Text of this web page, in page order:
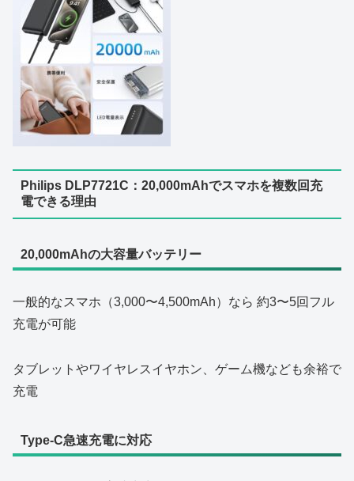
Philips DLP7721C：20,000mAhでスマホを複数回充
電できる理由
20,000mAhの大容量バッテリー
一般的なスマホ（3,000〜4,500mAh）なら 約3〜5回フル
充電が可能
タブレットやワイヤレスイヤホン、ゲーム機なども余裕で
充電
Type‑C急速充電に対応